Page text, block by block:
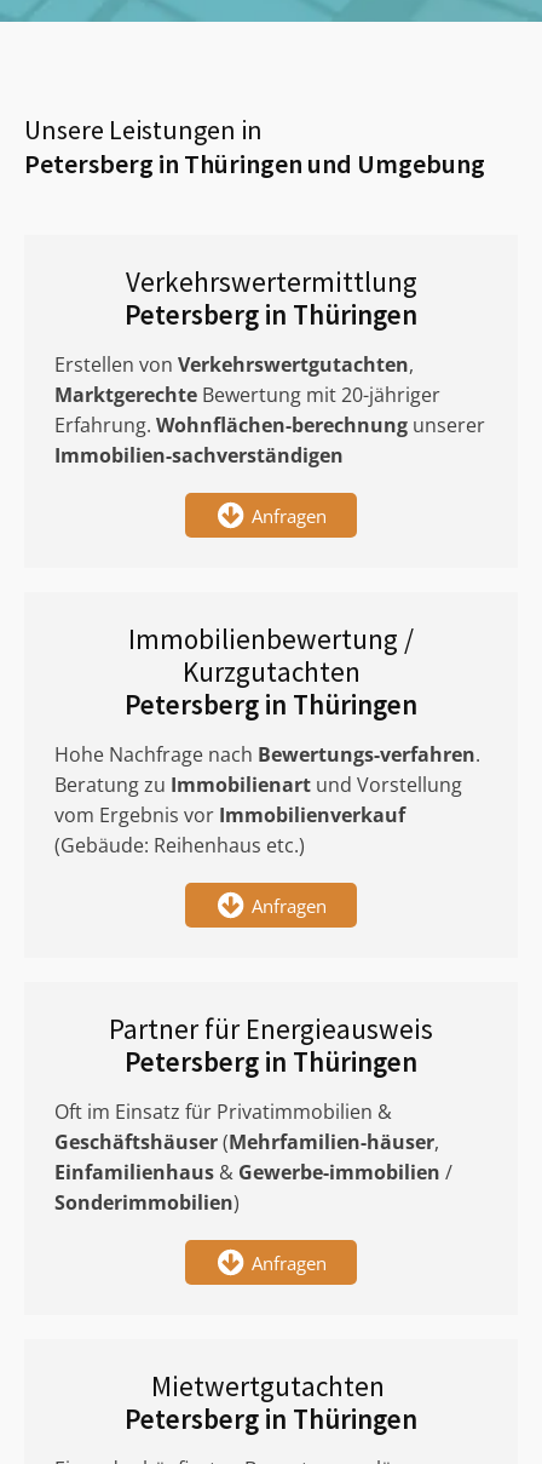
Unsere Leistungen in
Petersberg in Thüringen und Umgebung
Verkehrswertermittlung
Petersberg in Thüringen
Erstellen von Verkehrswertgutachten,
Marktgerechte Bewertung mit 20-jähriger
Erfahrung. Wohnflächen-berechnung unserer
Immobilien-sachverständigen
Anfragen
Immobilienbewertung /
Kurzgutachten
Petersberg in Thüringen
Hohe Nachfrage nach Bewertungs-verfahren.
Beratung zu Immobilienart und Vorstellung
vom Ergebnis vor Immobilienverkauf
(Gebäude: Reihenhaus etc.)
Anfragen
Partner für Energieausweis
Petersberg in Thüringen
Oft im Einsatz für Privatimmobilien &
Geschäftshäuser(Mehrfamilien-häuser,
Einfamilienhaus & Gewerbe-immobilien /
Sonderimmobilien)
Anfragen
Mietwertgutachten
Petersberg in Thüringen